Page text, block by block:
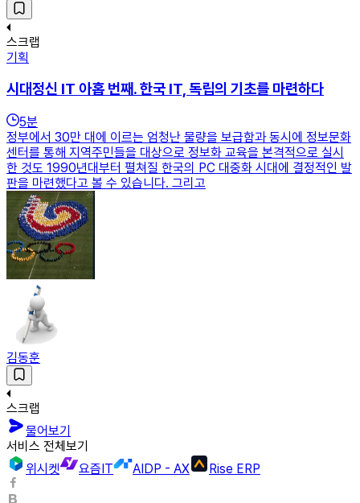
스크랩
기획
시대정신 IT 아홉 번째. 한국 IT, 독립의 기초를 마련하다
5분
정부에서 30만 대에 이르는 엄청난 물량을 보급함과 동시에 정보문화
센터를 통해 지역주민들을 대상으로 정보화 교육을 본격적으로 실시
한 것도 1990년대부터 펼쳐질 한국의 PC 대중화 시대에 결정적인 발
판을 마련했다고 볼 수 있습니다. 그리고
김동훈
스크랩
물어보기
서비스 전체보기
위시켓
요즘IT AIDP - AX Rise ERP